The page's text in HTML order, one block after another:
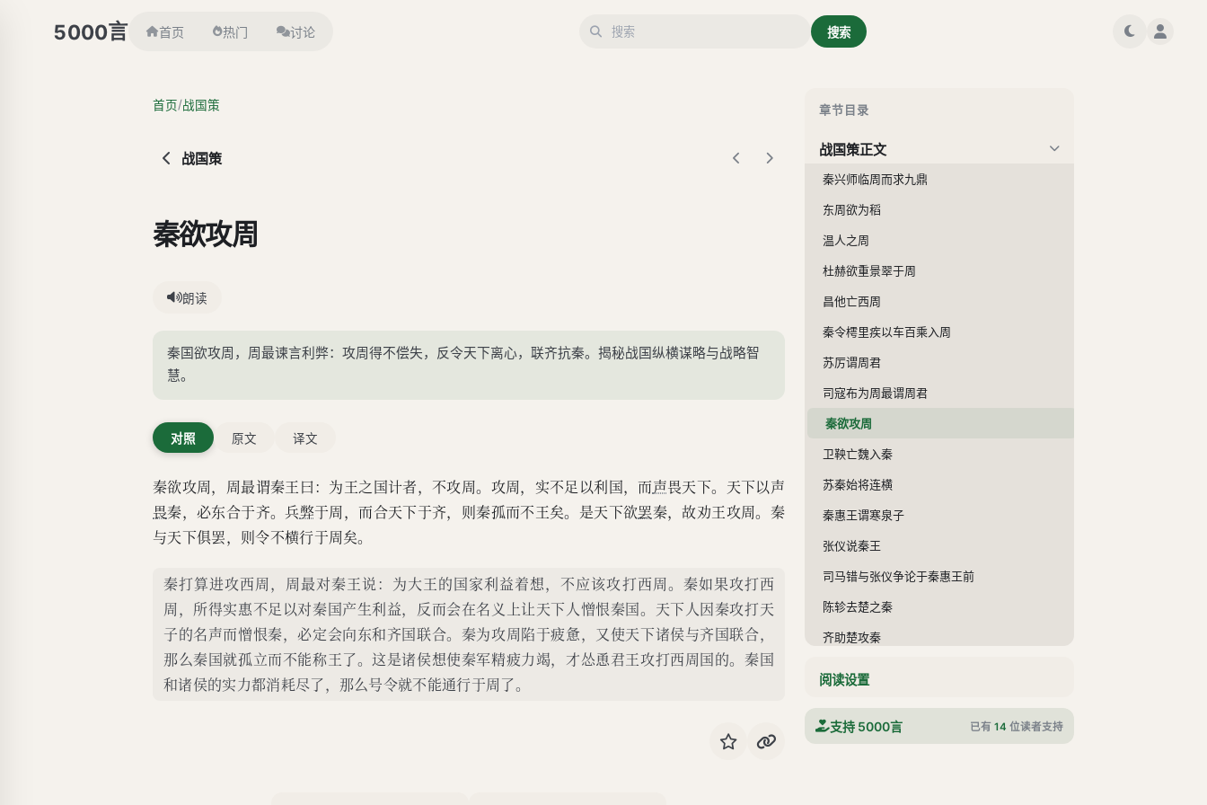
5000言 首页 热门 讨论 搜索
首页/战国策
战国策
秦欲攻周
朗读
秦国欲攻周，周最谏言利弊：攻周得不偿失，反令天下离心，联齐抗秦。揭秘战国纵横谋略与战略智
慧。
对照 原文 译文
秦欲攻周，周最谓秦王曰：为王之国计者，不攻周。攻周，实不足以利国，而声畏天下。天下以声
畏秦，必东合于齐。兵弊于周，而合天下于齐，则秦孤而不王矣。是天下欲罢秦，故劝王攻周。秦
与天下俱罢，则令不横行于周矣。
秦打算进攻西周，周最对秦王说：为大王的国家利益着想，不应该攻打西周。秦如果攻打西
周，所得实惠不足以对秦国产生利益，反而会在名义上让天下人憎恨秦国。天下人因秦攻打天
子的名声而憎恨秦，必定会向东和齐国联合。秦为攻周陷于疲惫，又使天下诸侯与齐国联合，
那么秦国就孤立而不能称王了。这是诸侯想使秦军精疲力竭，才怂恿君王攻打西周国的。秦国
和诸侯的实力都消耗尽了，那么号令就不能通行于周了。
章节目录
战国策正文
秦兴师临周而求九鼎
东周欲为稻
温人之周
杜赫欲重景翠于周
昌他亡西周
秦令樗里疾以车百乘入周
苏厉谓周君
司寇布为周最谓周君
秦欲攻周
卫鞅亡魏入秦
苏秦始将连横
秦惠王谓寒泉子
张仪说秦王
司马错与张仪争论于秦惠王前
陈轸去楚之秦
齐助楚攻秦
秦武王谓甘茂
阅读设置
支持 5000言 已有 14 位读者支持